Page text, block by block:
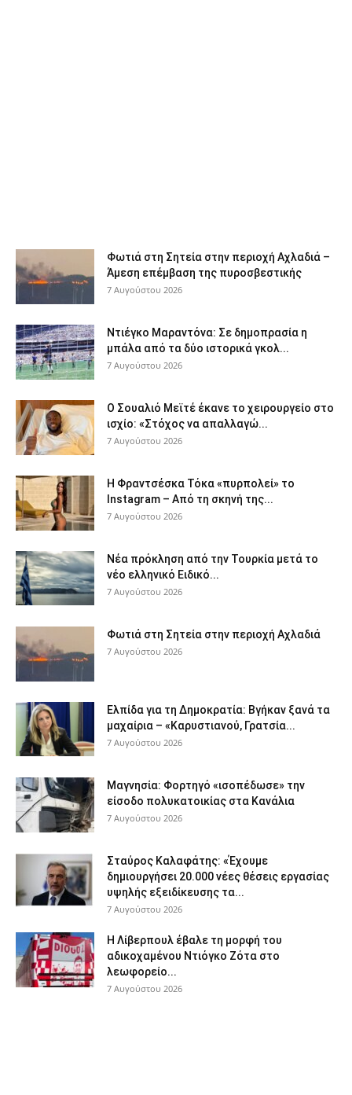
Φωτιά στη Σητεία στην περιοχή Αχλαδιά –
Άμεση επέμβαση της πυροσβεστικής
7 Αυγούστου 2026
Ντιέγκο Μαραντόνα: Σε δημοπρασία η
μπάλα από τα δύο ιστορικά γκολ...
7 Αυγούστου 2026
Ο Σουαλιό Μεϊτέ έκανε το χειρουργείο στο
ισχίο: «Στόχος να απαλλαγώ...
7 Αυγούστου 2026
Η Φραντσέσκα Τόκα «πυρπολεί» το
Instagram – Από τη σκηνή της...
7 Αυγούστου 2026
Νέα πρόκληση από την Τουρκία μετά το
νέο ελληνικό Ειδικό...
7 Αυγούστου 2026
Φωτιά στη Σητεία στην περιοχή Αχλαδιά
7 Αυγούστου 2026
Ελπίδα για τη Δημοκρατία: Βγήκαν ξανά τα
μαχαίρια – «Καρυστιανού, Γρατσία...
7 Αυγούστου 2026
Μαγνησία: Φορτηγό «ισοπέδωσε» την
είσοδο πολυκατοικίας στα Κανάλια
7 Αυγούστου 2026
Σταύρος Καλαφάτης: «Έχουμε
δημιουργήσει 20.000 νέες θέσεις εργασίας
υψηλής εξειδίκευσης τα...
7 Αυγούστου 2026
Η Λίβερπουλ έβαλε τη μορφή του
αδικοχαμένου Ντιόγκο Ζότα στο
λεωφορείο...
7 Αυγούστου 2026